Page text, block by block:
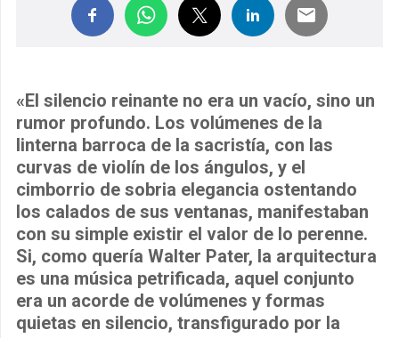
«El silencio reinante no era un vacío, sino un
rumor profundo. Los volúmenes de la
linterna barroca de la sacristía, con las
curvas de violín de los ángulos, y el
cimborrio de sobria elegancia ostentando
los calados de sus ventanas, manifestaban
con su simple existir el valor de lo perenne.
Si, como quería Walter Pater, la arquitectura
es una música petrificada, aquel conjunto
era un acorde de volúmenes y formas
quietas en silencio, transfigurado por la